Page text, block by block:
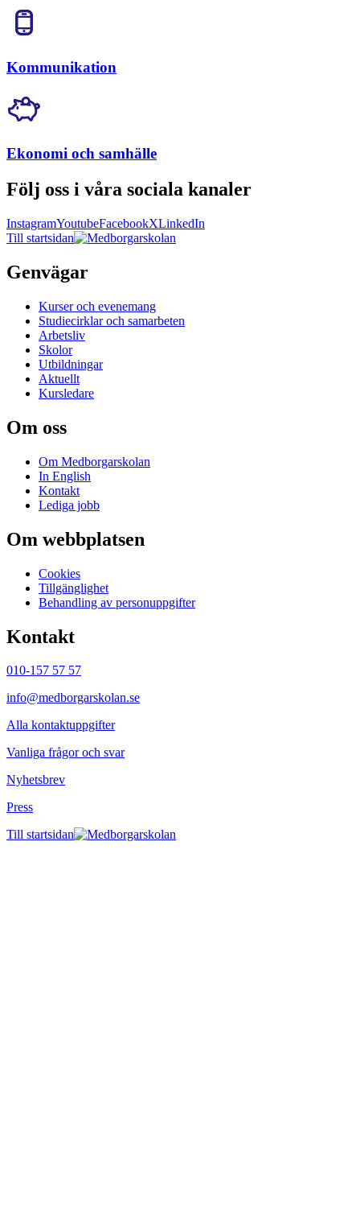
Kommunikation
Ekonomi och samhälle
Följ oss i våra sociala kanaler
InstagramYoutubeFacebookXLinkedIn
Till startsidan
Genvägar
Kurser och evenemang
Studiecirklar och samarbeten
Arbetsliv
Skolor
Utbildningar
Aktuellt
Kursledare
Om oss
Om Medborgarskolan
In English
Kontakt
Lediga jobb
Om webbplatsen
Cookies
Tillgänglighet
Behandling av personuppgifter
Kontakt
010-157 57 57
info@medborgarskolan.se
Alla kontaktuppgifter
Vanliga frågor och svar
Nyhetsbrev
Press
Till startsidan